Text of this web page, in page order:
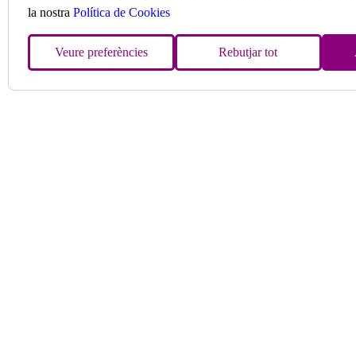
la nostra Política de Cookies
Veure preferències Rebutjar tot